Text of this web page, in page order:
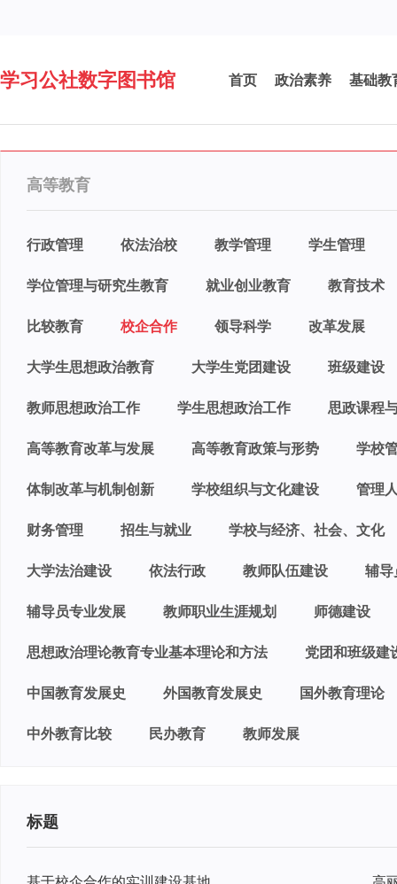
学习公社数字图书馆 首页 政治素养 基础教
高等教育
行政管理 依法治校 教学管理 学生管理
学位管理与研究生教育 就业创业教育 教育技术
比较教育 校企合作 领导科学 改革发展
大学生思想政治教育 大学生党团建设 班级建设
教师思想政治工作 学生思想政治工作 思政课程
高等教育改革与发展 高等教育政策与形势 学校
体制改革与机制创新 学校组织与文化建设 管理
财务管理 招生与就业 学校与经济、社会、文化
大学法治建设 依法行政 教师队伍建设 辅
辅导员专业发展 教师职业生涯规划 师德建设
思想政治理论教育专业基本理论和方法 党团和班级建
中国教育发展史 外国教育发展史 国外教育理论
中外教育比较 民办教育 教师发展
标题